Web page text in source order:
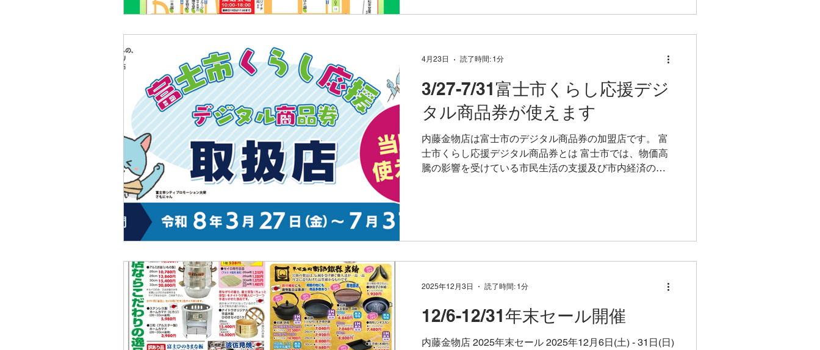
抽選会 2026年7月17日(金)、18日(土)、19日(日) 時間
原商店街、吉原屋さんのすぐ近く） 満点カード1枚で1回
抽選。 枚数分だけ、何回でも抽選できます。 ※内藤金物
店でお買い物ついでの場合は、どうぞ内藤金物店駐車場
です。
3/27-7/31富士市くらし応援デジ
タル商品券が使えます
内藤金物店は富士市のデジタル商品券の加盟店です。 富
士市くらし応援デジタル商品券とは 富士市では、物価高
騰の影響を受けている市民生活の支援及び市内経済の活
商品券は、スマホアプリを通じて簡単に利用できます。
ン 支払金額を自分で入力 支払い完了 家族分をまとめる
マホに登録してお使いください。 富士市くらし応援デジ
対象者：2026年1月1日時点で、富士市に住民登録のある
4月23日 読了時間: 1分
12/6-12/31年末セール開催
内藤金物店 2025年末セール 2025年12月6日(土) - 31日(日)
2025年12月3日 読了時間: 1分